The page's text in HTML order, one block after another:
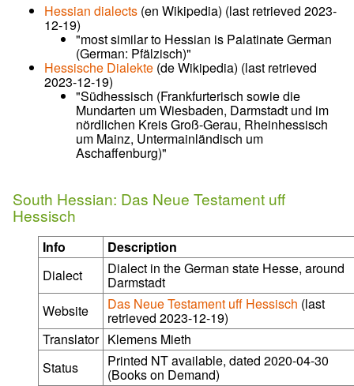
Hessian dialects (en Wikipedia) (last retrieved 2023-
12-19)
"most similar to Hessian is Palatinate German
(German: Pfälzisch)"
Hessische Dialekte (de Wikipedia) (last retrieved
2023-12-19)
"Südhessisch (Frankfurterisch sowie die
Mundarten um Wiesbaden, Darmstadt und im
nördlichen Kreis Groß-Gerau, Rheinhessisch
um Mainz, Untermainländisch um
Aschaffenburg)"
South Hessian: Das Neue Testament uff
Hessisch
Info
Description
Dialect
Dialect in the German state Hesse, around
Darmstadt
Website
Das Neue Testament uff Hessisch (last
retrieved 2023-12-19)
Translator Klemens Mieth
Status
Printed NT available, dated 2020-04-30
(Books on Demand)